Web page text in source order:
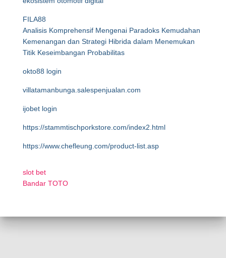
FILA88
Analisis Komprehensif Mengenai Paradoks Kemudahan
Kemenangan dan Strategi Hibrida dalam Menemukan
Titik Keseimbangan Probabilitas
okto88 login
villatamanbunga.salespenjualan.com
ijobet login
https://stammtischporkstore.com/index2.html
https://www.chefleung.com/product-list.asp
slot bet
Bandar TOTO